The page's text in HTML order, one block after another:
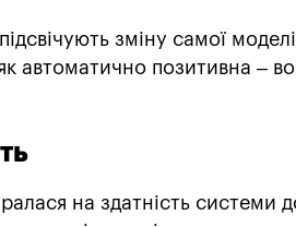
зміну самої
автоматично позитивна –
на здатність системи